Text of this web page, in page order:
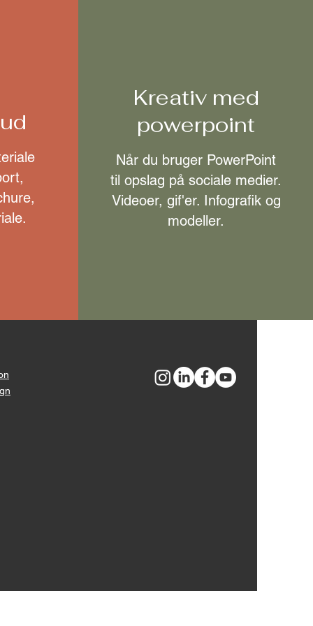
Kreativ med
powerpoint
Når du bruger PowerPoint
til opslag på sociale medier.
Videoer, gif'er. Infografik og
modeller.